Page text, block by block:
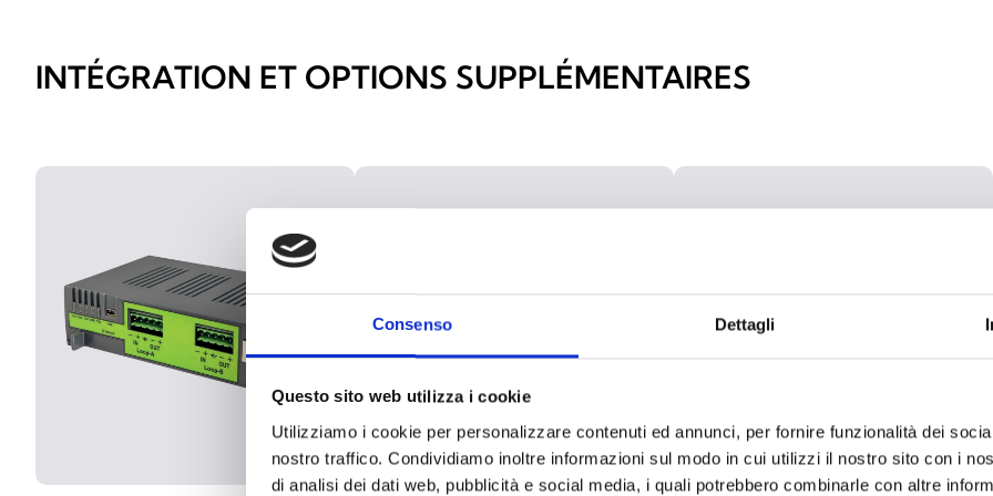
Consenso Dettagli
Questo sito web utilizza i cookie
Utilizziamo i cookie per personalizzare contenuti ed annunci, per fornire funzionalità dei
nostro traffico. Condividiamo inoltre informazioni sul modo in cui utilizzi il nostro sito con i
di analisi dei dati web, pubblicità e social media, i quali potrebbero combinarle con altre
INTÉGRATION ET OPTIONS SUPPLÉMENTAIRES